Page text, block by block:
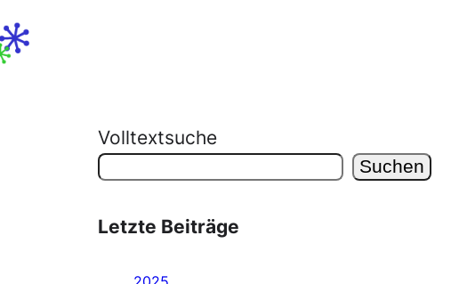
Volltextsuche
Suchen
Letzte Beiträge